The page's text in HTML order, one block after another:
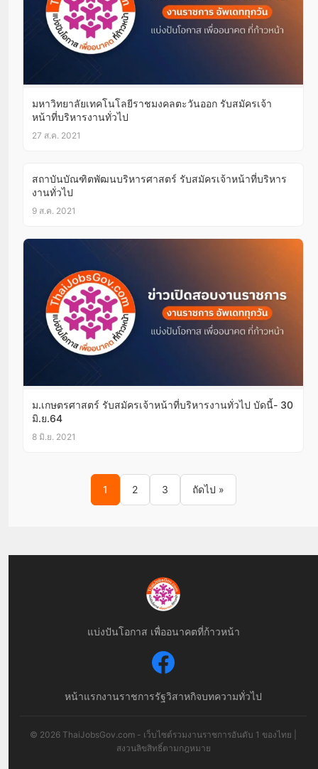
มหาวิทยาลัยเทคโนโลยีราชมงคลตะวันออก รับสมัครเจ้า
หน้าที่บริหารงานทั่วไป
27 ส.ค. 2021
สถาบันบัณฑิตพัฒนบริหารศาสตร์ รับสมัครเจ้าหน้าที่บริหาร
งานทั่วไป
9 ส.ค. 2021
ม.เกษตรศาสตร์ รับสมัครเจ้าหน้าที่บริหารงานทั่วไป บัดนี้- 30
มิ.ย.64
8 มิ.ย. 2021
Posts pagination
1 2 3 ถัดไป »
แบ่งปันโอกาส เพื่ออนาคตที่ก้าวหน้า
หน้าแรกงานราชการรัฐวิสาหกิจบทความทั่วไป
© 2026 ThaiJobsGov.com - เว็บไซต์รวมงานราชการอันดับ 1 ของไทย |
สงวนลิขสิทธิ์ตามกฎหมาย